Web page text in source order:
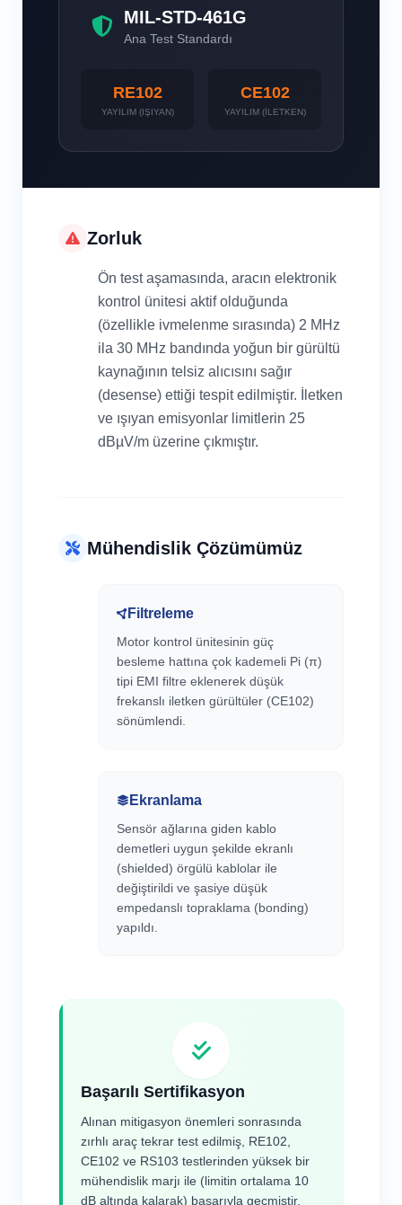
MIL-STD-461G
Ana Test Standardı
RE102
YAYILIM (IŞIYAN)
CE102
YAYILIM (İLETKEN)
Zorluk
Ön test aşamasında, aracın elektronik
kontrol ünitesi aktif olduğunda
(özellikle ivmelenme sırasında) 2 MHz
ila 30 MHz bandında yoğun bir gürültü
kaynağının telsiz alıcısını sağır
(desense) ettiği tespit edilmiştir. İletken
ve ışıyan emisyonlar limitlerin 25
dBµV/m üzerine çıkmıştır.
Mühendislik Çözümümüz
Filtreleme
Motor kontrol ünitesinin güç
besleme hattına çok kademeli Pi (π)
tipi EMI filtre eklenerek düşük
frekanslı iletken gürültüler (CE102)
sönümlendi.
Ekranlama
Sensör ağlarına giden kablo
demetleri uygun şekilde ekranlı
(shielded) örgülü kablolar ile
değiştirildi ve şasiye düşük
empedanslı topraklama (bonding)
yapıldı.
Başarılı Sertifikasyon
Alınan mitigasyon önemleri sonrasında
zırhlı araç tekrar test edilmiş, RE102,
CE102 ve RS103 testlerinden yüksek bir
mühendislik marjı ile (limitin ortalama 10
dB altında kalarak) başarıyla geçmiştir.